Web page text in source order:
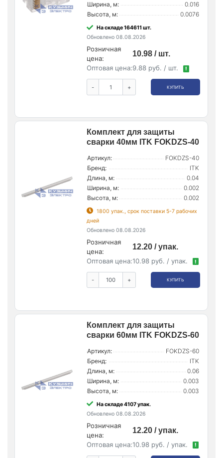
Ширина, м:
0.016
Высота, м:
0.0076
На складе 164611 шт.
Обновлено 08.08.2026
Розничная
цена:
10.98 / шт.
Оптовая цена:9.88 руб. / шт. !
- + КУПИТЬ
Комплект для защиты
сварки 40мм ITK FOKDZS-40
Артикул:
FOKDZS-40
Бренд:
ITK
Длина, м:
0.04
Ширина, м:
0.002
Высота, м:
0.002
1800 упак., срок поставки 5-7 рабочих
дней
Обновлено 08.08.2026
Розничная
цена:
12.20 / упак.
Оптовая цена:10.98 руб. / упак. !
- + КУПИТЬ
Комплект для защиты
сварки 60мм ITK FOKDZS-60
Артикул:
FOKDZS-60
Бренд:
ITK
Длина, м:
0.06
Ширина, м:
0.003
Высота, м:
0.003
На складе 4107 упак.
Обновлено 08.08.2026
Розничная
цена:
12.20 / упак.
Оптовая цена:10.98 руб. / упак. !